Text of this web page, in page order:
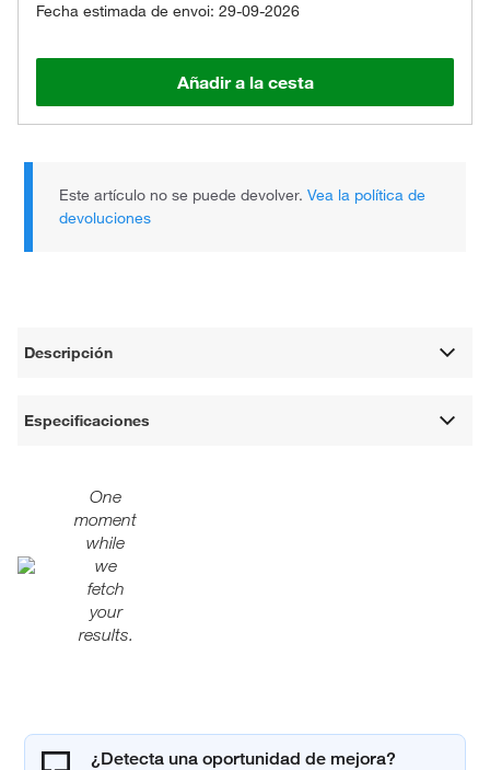
Fecha estimada de envoi: 29-09-2026
Añadir a la cesta
Este artículo no se puede devolver.Vea la política de
devoluciones
Descripción
Especificaciones
One
moment
while
we
fetch
your
results.
¿Detecta una oportunidad de mejora?